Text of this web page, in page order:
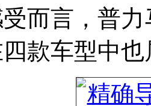
而言，普
款车型中